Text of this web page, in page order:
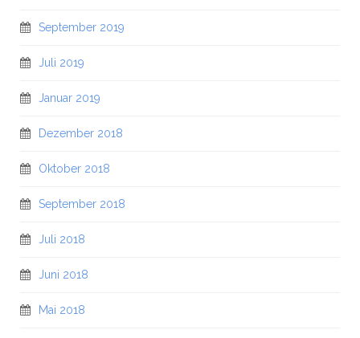
September 2019
Juli 2019
Januar 2019
Dezember 2018
Oktober 2018
September 2018
Juli 2018
Juni 2018
Mai 2018